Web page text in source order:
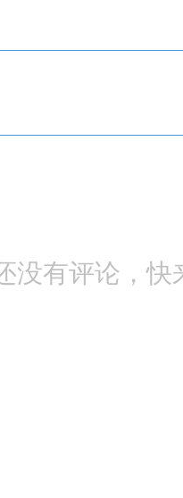
没有评论，快